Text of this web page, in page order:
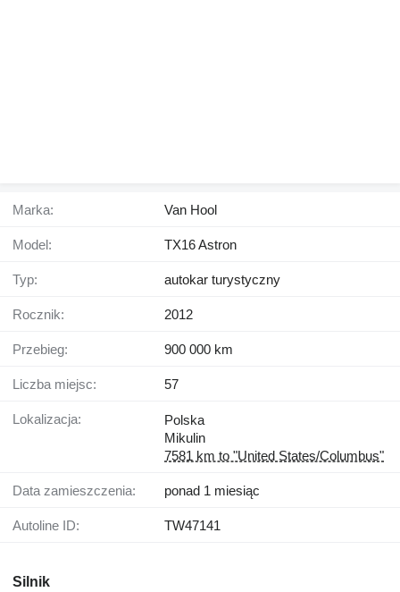
Marka: Van Hool
Model: TX16 Astron
Typ: autokar turystyczny
Rocznik: 2012
Przebieg: 900 000 km
Liczba miejsc: 57
Lokalizacja:
Polska
Mikulin
7581 km to "United States/Columbus"
Data zamieszczenia: ponad 1 miesiąc
Autoline ID: TW47141
Silnik